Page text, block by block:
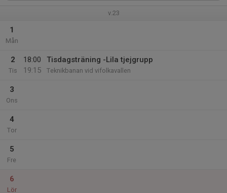
v.23
1
Mån
2
Tis
18:00
19:15
Tisdagsträning -Lila tjejgrupp
Teknikbanan vid vifolkavallen
3
Ons
4
Tor
5
Fre
6
Lör